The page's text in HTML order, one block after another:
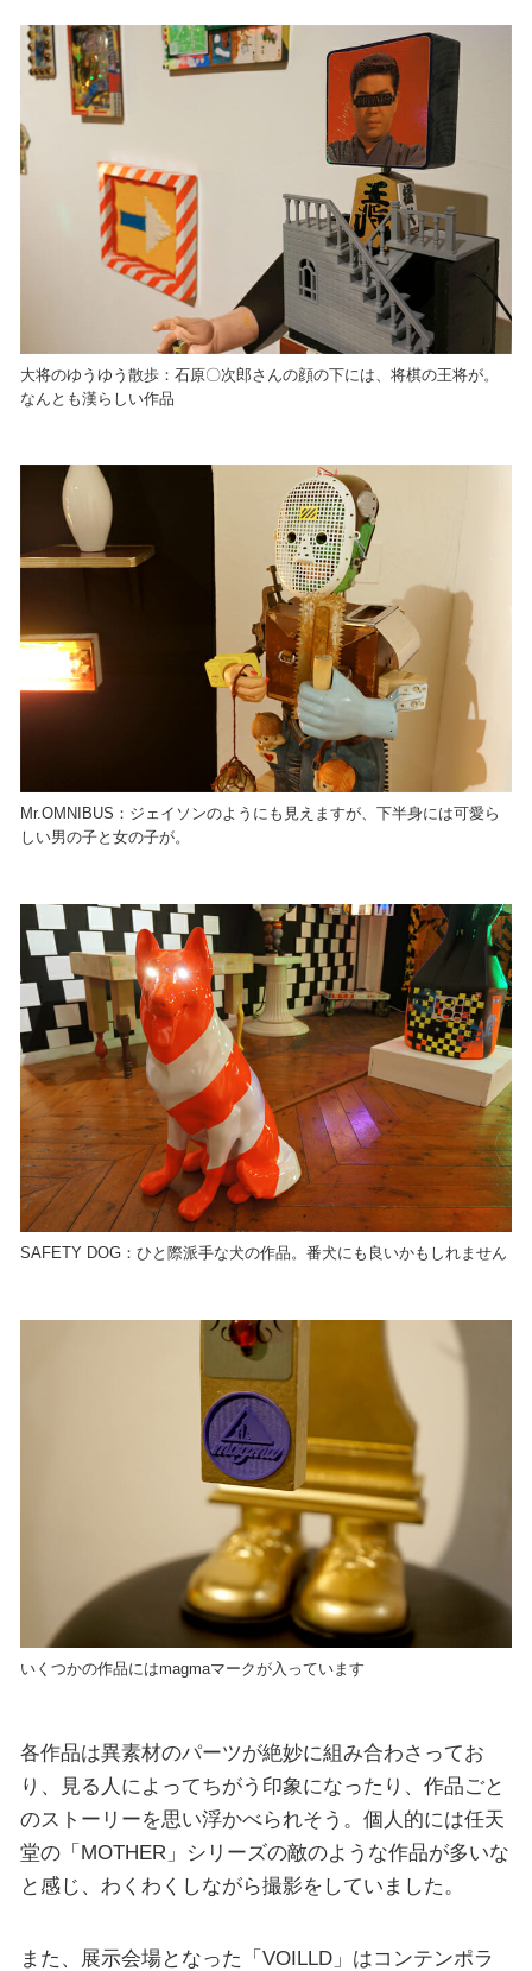
大将のゆうゆう散歩：石原〇次郎さんの顔の下には、将棋の王将が。
なんとも漢らしい作品
Mr.OMNIBUS：ジェイソンのようにも見えますが、下半身には可愛ら
しい男の子と女の子が。
SAFETY DOG：ひと際派手な犬の作品。番犬にも良いかもしれません
いくつかの作品にはmagmaマークが入っています
各作品は異素材のパーツが絶妙に組み合わさってお
り、見る人によってちがう印象になったり、作品ごと
のストーリーを思い浮かべられそう。個人的には任天
堂の「MOTHER」シリーズの敵のような作品が多いな
と感じ、わくわくしながら撮影をしていました。
また、展示会場となった「VOILLD」はコンテンポラ